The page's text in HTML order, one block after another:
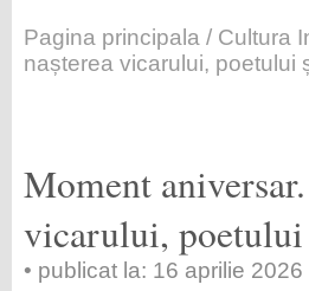
Pagina principala / Cultura
nașterea vicarului, poetului
Moment
vicarului,
• publicat la: 16 aprilie 2026